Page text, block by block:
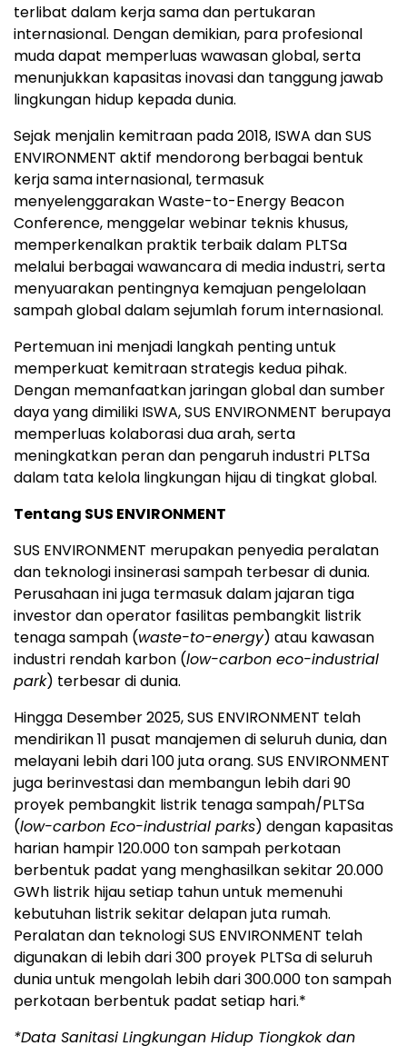
terlibat dalam kerja sama dan pertukaran
internasional. Dengan demikian, para profesional
muda dapat memperluas wawasan global, serta
menunjukkan kapasitas inovasi dan tanggung jawab
lingkungan hidup kepada dunia.
Sejak menjalin kemitraan pada 2018, ISWA dan SUS
ENVIRONMENT aktif mendorong berbagai bentuk
kerja sama internasional, termasuk
menyelenggarakan Waste-to-Energy Beacon
Conference, menggelar webinar teknis khusus,
memperkenalkan praktik terbaik dalam PLTSa
melalui berbagai wawancara di media industri, serta
menyuarakan pentingnya kemajuan pengelolaan
sampah global dalam sejumlah forum internasional.
Pertemuan ini menjadi langkah penting untuk
memperkuat kemitraan strategis kedua pihak.
Dengan memanfaatkan jaringan global dan sumber
daya yang dimiliki ISWA, SUS ENVIRONMENT berupaya
memperluas kolaborasi dua arah, serta
meningkatkan peran dan pengaruh industri PLTSa
dalam tata kelola lingkungan hijau di tingkat global.
Tentang SUS ENVIRONMENT
SUS ENVIRONMENT merupakan penyedia peralatan
dan teknologi insinerasi sampah terbesar di dunia.
Perusahaan ini juga termasuk dalam jajaran tiga
investor dan operator fasilitas pembangkit listrik
tenaga sampah (waste-to-energy) atau kawasan
industri rendah karbon (low-carbon eco-industrial
park) terbesar di dunia.
Hingga Desember 2025, SUS ENVIRONMENT telah
mendirikan 11 pusat manajemen di seluruh dunia, dan
melayani lebih dari 100 juta orang. SUS ENVIRONMENT
juga berinvestasi dan membangun lebih dari 90
proyek pembangkit listrik tenaga sampah/PLTSa
(low-carbon Eco-industrial parks) dengan kapasitas
harian hampir 120.000 ton sampah perkotaan
berbentuk padat yang menghasilkan sekitar 20.000
GWh listrik hijau setiap tahun untuk memenuhi
kebutuhan listrik sekitar delapan juta rumah.
Peralatan dan teknologi SUS ENVIRONMENT telah
digunakan di lebih dari 300 proyek PLTSa di seluruh
dunia untuk mengolah lebih dari 300.000 ton sampah
perkotaan berbentuk padat setiap hari.*
*Data Sanitasi Lingkungan Hidup Tiongkok dan